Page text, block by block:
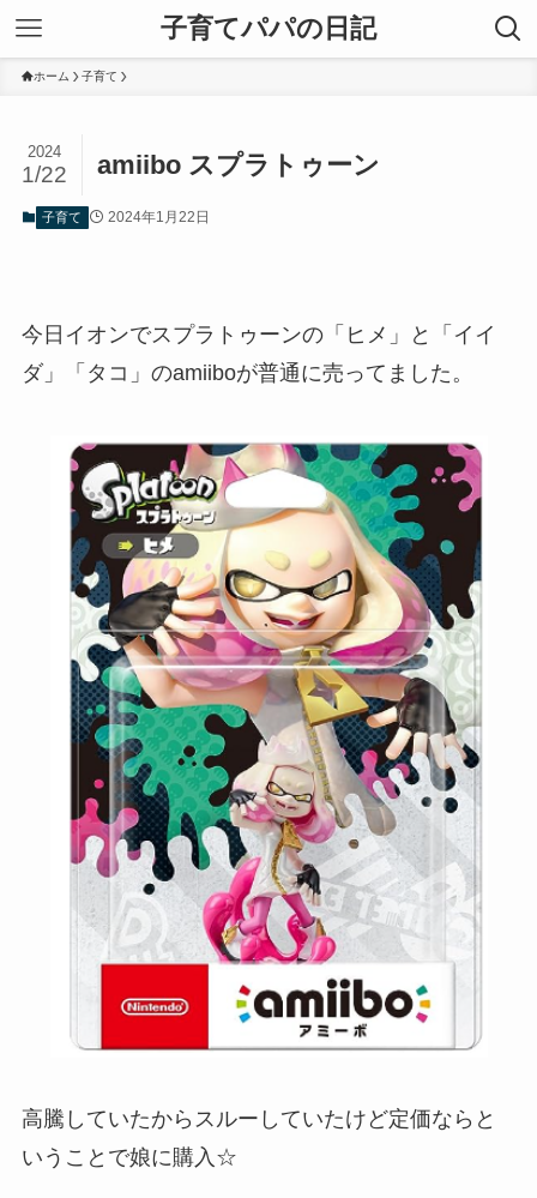
子育てパパの日記
ホーム 子育て
amiibo スプラトゥーン
2024
1/22
子育て 2024年1月22日
今日イオンでスプラトゥーンの「ヒメ」と「イイ
ダ」「タコ」のamiiboが普通に売ってました。
高騰していたからスルーしていたけど定価ならと
いうことで娘に購入☆